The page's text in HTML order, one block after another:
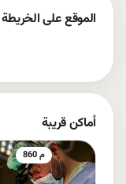
أماكن قريبة
860 م
الموقع على الخريطة